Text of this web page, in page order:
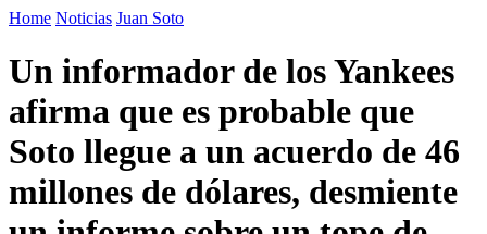
Home Noticias Juan Soto
Un informador de los Yankees
afirma que es probable que
Soto llegue a un acuerdo de 46
millones de dólares, desmiente